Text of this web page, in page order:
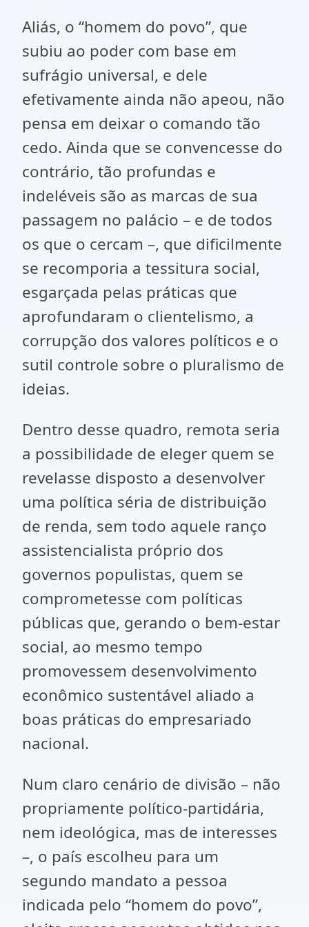
Aliás, o “homem do povo”, que
subiu ao poder com base em
sufrágio universal, e dele
efetivamente ainda não apeou, não
pensa em deixar o comando tão
cedo. Ainda que se convencesse do
contrário, tão profundas e
indeléveis são as marcas de sua
passagem no palácio – e de todos
os que o cercam –, que dificilmente
se recomporia a tessitura social,
esgarçada pelas práticas que
aprofundaram o clientelismo, a
corrupção dos valores políticos e o
sutil controle sobre o pluralismo de
ideias.
Dentro desse quadro, remota seria
a possibilidade de eleger quem se
revelasse disposto a desenvolver
uma política séria de distribuição
de renda, sem todo aquele ranço
assistencialista próprio dos
governos populistas, quem se
comprometesse com políticas
públicas que, gerando o bem-estar
social, ao mesmo tempo
promovessem desenvolvimento
econômico sustentável aliado a
boas práticas do empresariado
nacional.
Num claro cenário de divisão – não
propriamente político-partidária,
nem ideológica, mas de interesses
–, o país escolheu para um
segundo mandato a pessoa
indicada pelo “homem do povo”,